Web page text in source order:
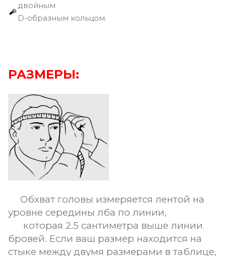
двойным
D-образным кольцом.
РАЗМЕРЫ:
Обхват головы измеряется лентой на
уровне середины лба по линии,
которая 2.5 сантиметра выше линии
бровей. Если ваш размер находится на
стыке между двумя размерами в таблице,